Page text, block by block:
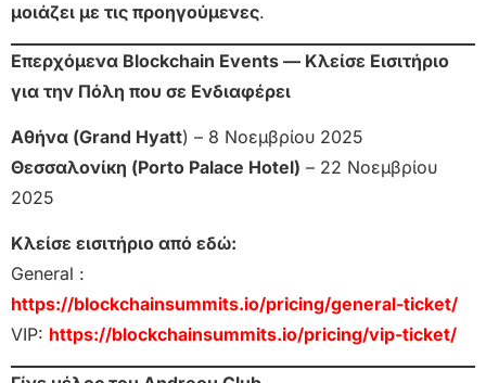
μοιάζει με τις προηγούμενες.
Επερχόμενα Blockchain Events — Κλείσε Εισιτήριο
για την Πόλη που σε Ενδιαφέρει
Αθήνα (Grand Hyatt) – 8 Νοεμβρίου 2025
Θεσσαλονίκη (Porto Palace Hotel) – 22 Νοεμβρίου
2025
Κλείσε εισιτήριο από εδώ:
General :
https://blockchainsummits.io/pricing/general-ticket/
VIP: https://blockchainsummits.io/pricing/vip-ticket/